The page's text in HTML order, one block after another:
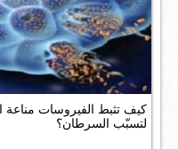
كيف تثبط الفيروسات مناعة
لتسبّب السرطان؟